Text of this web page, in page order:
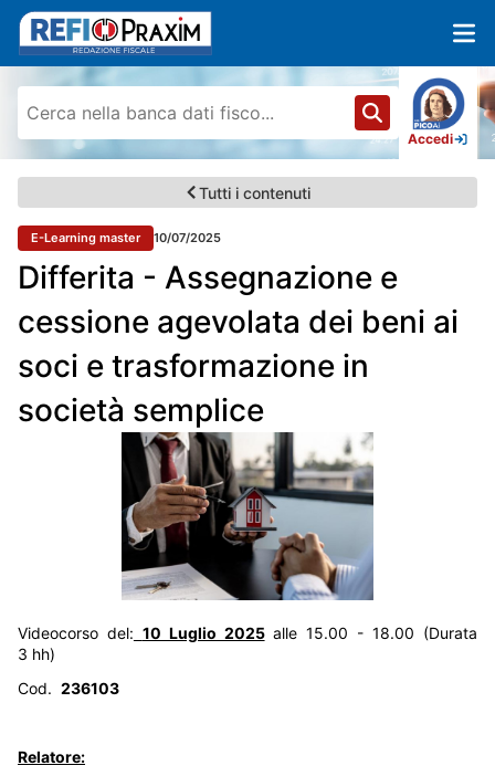
Accedi
Tutti i contenuti
E-Learning master 10/07/2025
Differita - Assegnazione e
cessione agevolata dei beni ai
soci e trasformazione in
società semplice
Videocorso del: 10 Luglio 2025alle 15.00 - 18.00 (Durata
3 hh)
Cod. 236103
Relatore: